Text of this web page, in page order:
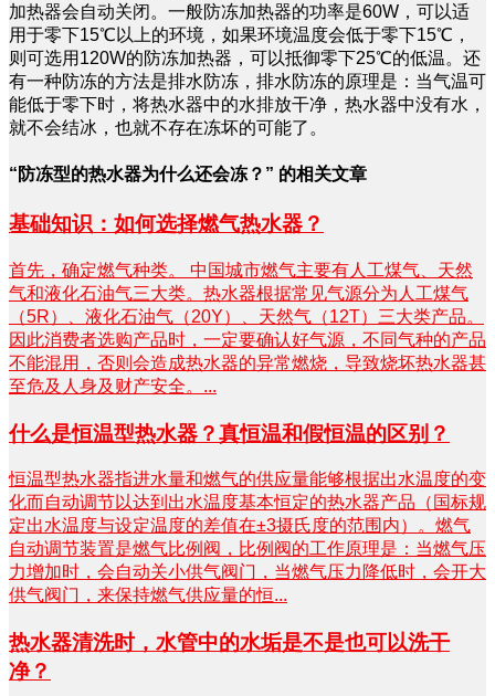
加热器会自动关闭。一般防冻加热器的功率是60W，可以适
用于零下15℃以上的环境，如果环境温度会低于零下15℃，
则可选用120W的防冻加热器，可以抵御零下25℃的低温。还
有一种防冻的方法是排水防冻，排水防冻的原理是：当气温可
能低于零下时，将热水器中的水排放干净，热水器中没有水，
就不会结冰，也就不存在冻坏的可能了。
“防冻型的热水器为什么还会冻？” 的相关文章
基础知识：如何选择燃气热水器？
首先，确定燃气种类。 中国城市燃气主要有人工煤气、天然
气和液化石油气三大类。热水器根据常见气源分为人工煤气
（5R）、液化石油气（20Y）、天然气（12T）三大类产品。
因此消费者选购产品时，一定要确认好气源，不同气种的产品
不能混用，否则会造成热水器的异常燃烧，导致烧坏热水器甚
至危及人身及财产安全。...
什么是恒温型热水器？真恒温和假恒温的区别？
恒温型热水器指进水量和燃气的供应量能够根据出水温度的变
化而自动调节以达到出水温度基本恒定的热水器产品（国标规
定出水温度与设定温度的差值在±3摄氏度的范围内）。燃气
自动调节装置是燃气比例阀，比例阀的工作原理是：当燃气压
力增加时，会自动关小供气阀门，当燃气压力降低时，会开大
供气阀门，来保持燃气供应量的恒...
热水器清洗时，水管中的水垢是不是也可以洗干
净？